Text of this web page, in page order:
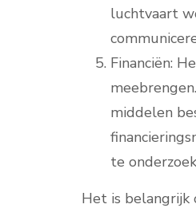
luchtvaart
Financiën:
middelen
te
Het is belangrijk